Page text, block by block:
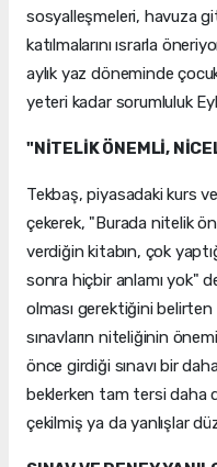
sosyalleşmeleri, havuza
katılmalarını ısrarla
aylık yaz döneminde
yeteri kadar sorumluluk
"NİTELİK ÖNEMLİ,
Tekbaş, piyasadaki kurs
çekerek, "Burada nitelik
verdiğin kitabın, çok
sonra hiçbir anlamı yok"
olması gerektiğini belirten
sınavların niteliğinin
önce girdiği sınavı bir
beklerken tam tersi daha
çekilmiş ya da yanlışlar